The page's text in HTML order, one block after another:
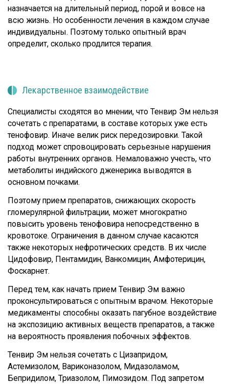
назначается на длительный период, порой и вовсе на
всю жизнь. Но особенности лечения в каждом случае
индивидуальны. Поэтому только опытный врач
определит, сколько продлится терапия.
Лекарственное взаимодействие
Специалисты сходятся во мнении, что Тенвир Эм нельзя
сочетать с препаратами, в составе которых уже есть
тенофовир. Иначе велик риск передозировки. Такой
подход может спровоцировать серьезные нарушения
работы внутренних органов. Немаловажно учесть, что
метаболиты индийского дженерика выводятся в
основном почками.
Поэтому прием препаратов, снижающих скорость
гломерулярной фильтрации, может многократно
повысить уровень тенофовира непосредственно в
кровотоке. Ограничения в данном случае касаются
также некоторых нефротических средств. В их числе
Цидофовир, Пентамидин, Ванкомицин, Амфотерицин,
Фоскарнет.
Перед тем, как начать прием Тенвир Эм важно
проконсультироваться с опытным врачом. Некоторые
медикаменты способны оказать пагубное воздействие
на экспозицию активных веществ препаратов, а также
на вероятность проявления побочных эффектов.
Тенвир Эм нельзя сочетать с Цизапридом,
Астемизолом, Вариконазолом, Мидазоламом,
Бепридилом, Триазолом, Пимозидом. Под запретом